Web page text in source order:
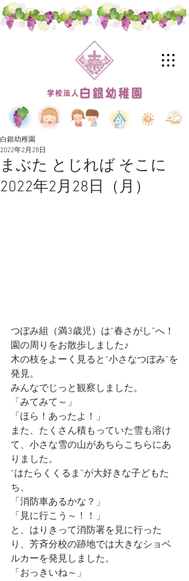
まぶた とじれば そこに
2022年2月28日（月）
白銀幼稚園
2022年2月28日
つぼみ組（満3歳児）は“春さがし”へ！
園の周りをお散歩しました♪
木の枝をよーく見ると“小さなつぼみ”を
発見。
みんなでじっと観察しました。
「みてみて～」
「ほら！あったよ！」
また、たくさん積もっていた雪も溶け
て、小さな雪の山があちらこちらにあ
りました。
“はたらくくるま”が大好きな子どもた
ち、
「消防車あるかな？」
「見に行こう～！！」
と、はりきって消防署を見に行った
り、芳斉分校の跡地では大きなショベ
ルカーを発見しました。
「おっきいね～」